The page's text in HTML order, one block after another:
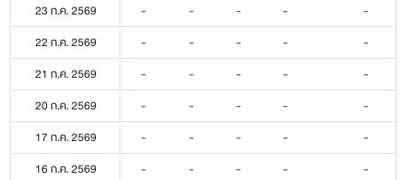
23 ก.ค. 2569
- - - -
-
22 ก.ค. 2569
- - - -
-
21 ก.ค. 2569
- - - -
-
20 ก.ค. 2569
- - - -
-
17 ก.ค. 2569
- - - -
-
16 ก.ค. 2569
- - - -
-